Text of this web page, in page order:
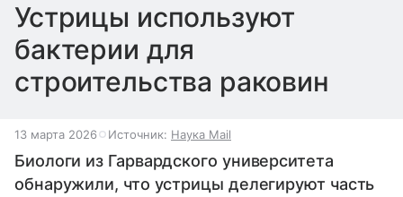
Устрицы используют
бактерии для
строительства раковин
13 марта 2026 Источник: Наука Mail
Биологи из Гарвардского университета
обнаружили, что устрицы делегируют часть